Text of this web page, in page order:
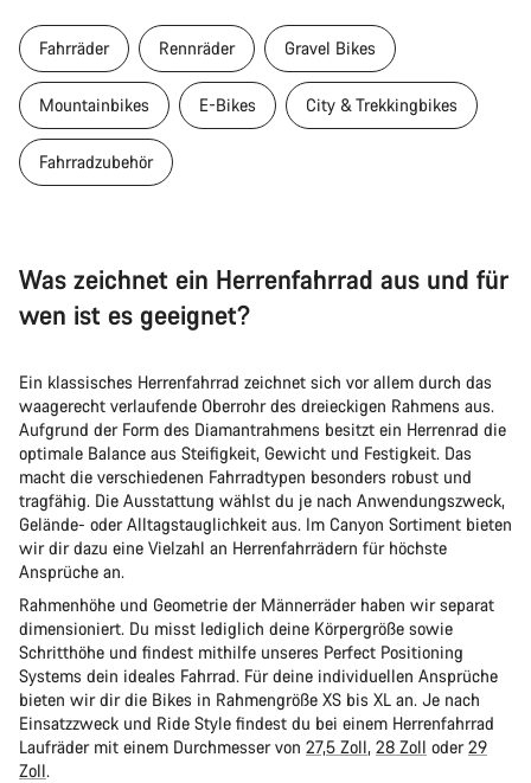
Fahrräder Rennräder Gravel Bikes
Mountainbikes E-Bikes City & Trekkingbikes
Fahrradzubehör
Was zeichnet ein Herrenfahrrad aus und für
wen ist es geeignet?
Ein klassisches Herrenfahrrad zeichnet sich vor allem durch das
waagerecht verlaufende Oberrohr des dreieckigen Rahmens aus.
Aufgrund der Form des Diamantrahmens besitzt ein Herrenrad die
optimale Balance aus Steifigkeit, Gewicht und Festigkeit. Das
macht die verschiedenen Fahrradtypen besonders robust und
tragfähig. Die Ausstattung wählst du je nach Anwendungszweck,
Gelände- oder Alltagstauglichkeit aus. Im Canyon Sortiment bieten
wir dir dazu eine Vielzahl an Herrenfahrrädern für höchste
Ansprüche an.
Rahmenhöhe und Geometrie der Männerräder haben wir separat
dimensioniert. Du misst lediglich deine Körpergröße sowie
Schritthöhe und findest mithilfe unseres Perfect Positioning
Systems dein ideales Fahrrad. Für deine individuellen Ansprüche
bieten wir dir die Bikes in Rahmengröße XS bis XL an. Je nach
Einsatzzweck und Ride Style findest du bei einem Herrenfahrrad
Laufräder mit einem Durchmesser von 27,5 Zoll, 28 Zoll oder29
Zoll.